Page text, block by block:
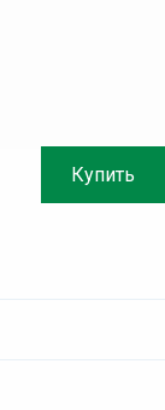
Купить